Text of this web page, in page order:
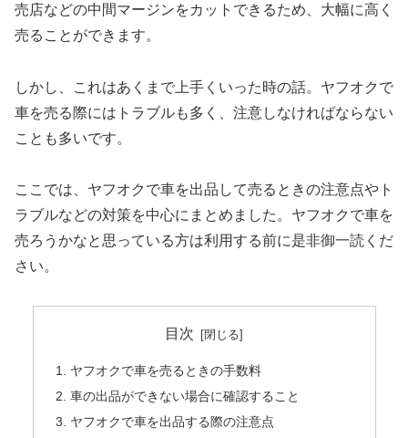
売店などの中間マージンをカットできるため、大幅に高く
売ることができます。
しかし、これはあくまで上手くいった時の話。ヤフオクで
車を売る際にはトラブルも多く、注意しなければならない
ことも多いです。
ここでは、ヤフオクで車を出品して売るときの注意点やト
ラブルなどの対策を中心にまとめました。ヤフオクで車を
売ろうかなと思っている方は利用する前に是非御一読くだ
さい。
目次
ヤフオクで車を売るときの手数料
車の出品ができない場合に確認すること
ヤフオクで車を出品する際の注意点